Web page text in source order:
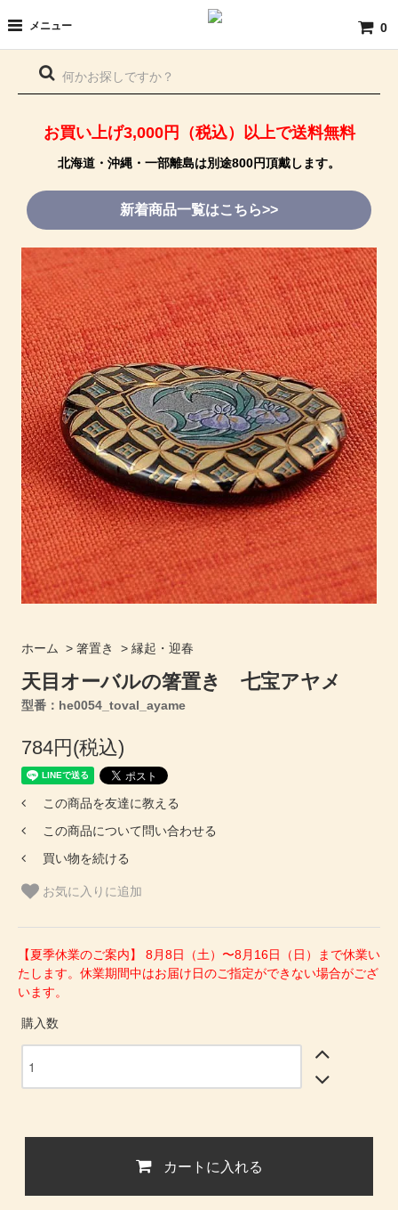
メニュー 0
お買い上げ3,000円（税込）以上で送料無料
北海道・沖縄・一部離島は別途800円頂戴します。
新着商品一覧はこちら>>
ホーム >箸置き >縁起・迎春
天目オーバルの箸置き 七宝アヤメ
型番：he0054_toval_ayame
784円(税込)
この商品を友達に教える
この商品について問い合わせる
買い物を続ける
お気に入りに追加
【夏季休業のご案内】 8月8日（土）〜8月16日（日）まで休業い
たします。休業期間中はお届け日のご指定ができない場合がござ
います。
購入数
カートに入れる